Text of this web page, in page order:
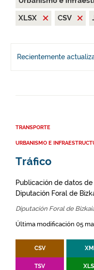
XLSX
CSV
Recientemente
TRANSPORTE
URBANISMO E
Tráfico
Publicación de datos
Diputación Foral de
Diputación Foral de
Última modificación 05
CSV
TSV